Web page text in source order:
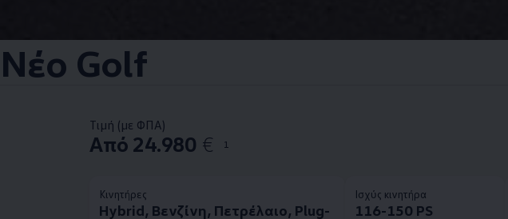
Νέο Golf
Τιμή (με ΦΠΑ)
Από 24.980 € 1
Κινητήρες
Hybrid, Βενζίνη, Πετρέλαιο, Plug-
Ισχύς κινητήρα
116-150 PS